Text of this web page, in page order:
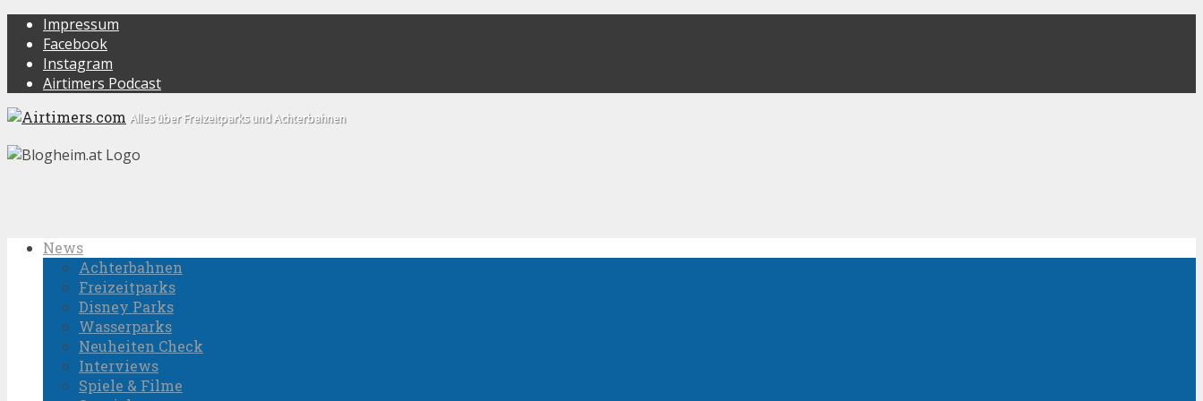
Impressum
Facebook
Instagram
Airtimers Podcast
Alles über Freizeitparks und Achterbahnen
News
Achterbahnen
Freizeitparks
Disney Parks
Wasserparks
Neuheiten Check
Interviews
Spiele & Filme